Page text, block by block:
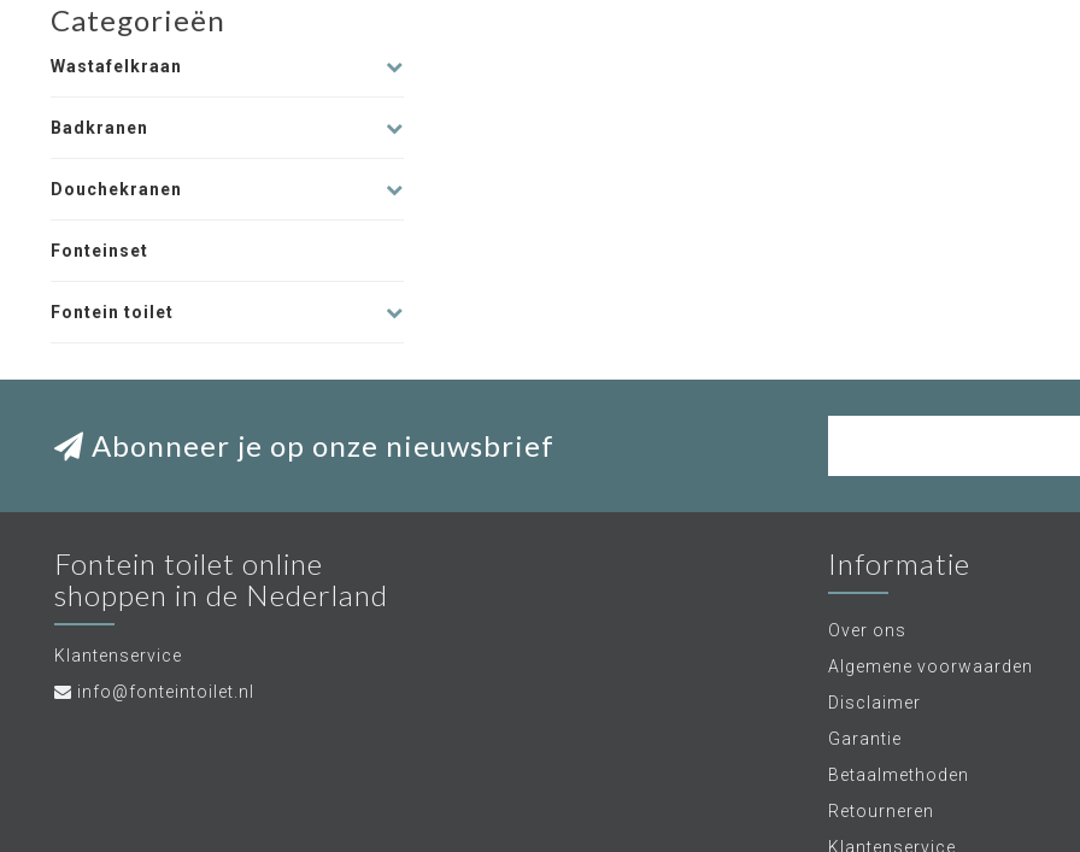
Categorieën
Wastafelkraan
Badkranen
Douchekranen
Fonteinset
Fontein toilet
Abonneer je op onze nieuwsbrief
Fontein toilet online
shoppen in de Nederland
Klantenservice
info@fonteintoilet.nl
Informatie
Over ons
Algemene voorwaarden
Disclaimer
Garantie
Betaalmethoden
Retourneren
Klantenservice